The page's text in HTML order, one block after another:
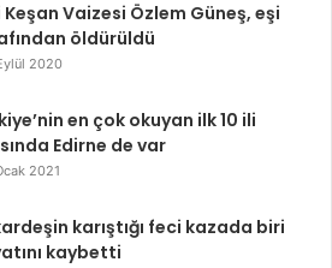
Keşan Vaizesi Özlem Güneş, eşi
öldürüldü
2020
en çok okuyan ilk 10 ili
Edirne de var
2021
karıştığı feci kazada biri
kaybetti